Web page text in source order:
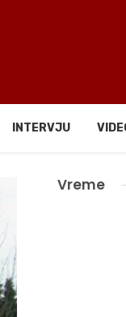
INTERVJU
Vreme